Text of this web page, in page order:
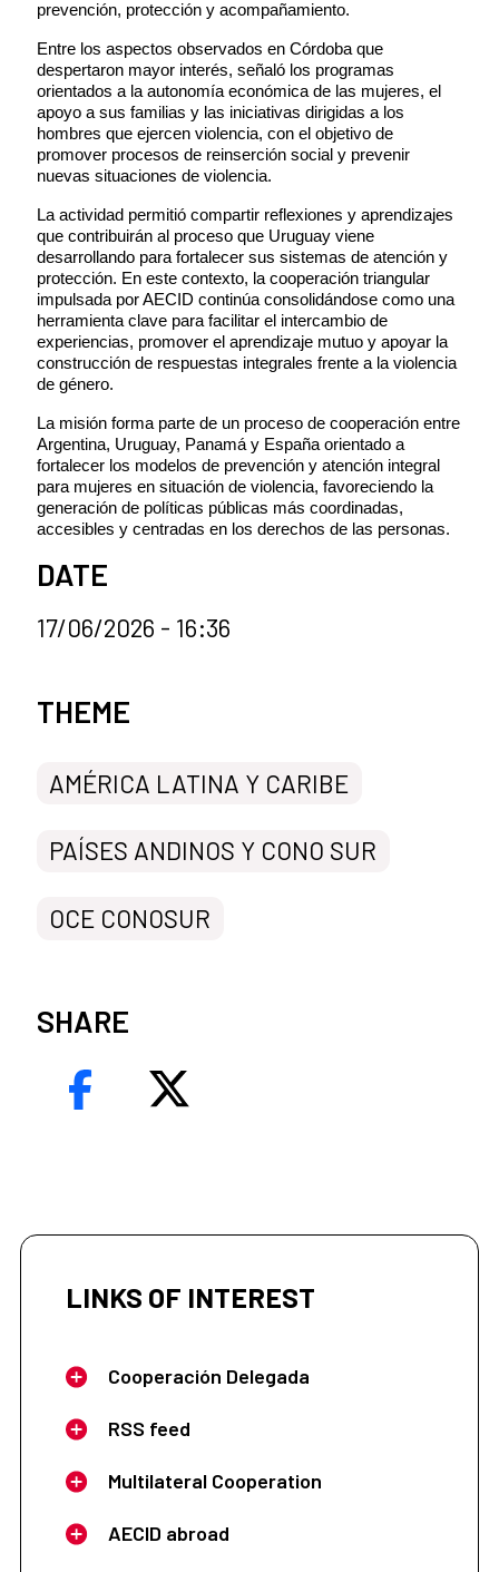
prevención, protección y acompañamiento.
Entre los aspectos observados en Córdoba que
despertaron mayor interés, señaló los programas
orientados a la autonomía económica de las mujeres, el
apoyo a sus familias y las iniciativas dirigidas a los
hombres que ejercen violencia, con el objetivo de
promover procesos de reinserción social y prevenir
nuevas situaciones de violencia.
La actividad permitió compartir reflexiones y aprendizajes
que contribuirán al proceso que Uruguay viene
desarrollando para fortalecer sus sistemas de atención y
protección. En este contexto, la cooperación triangular
impulsada por AECID continúa consolidándose como una
herramienta clave para facilitar el intercambio de
experiencias, promover el aprendizaje mutuo y apoyar la
construcción de respuestas integrales frente a la violencia
de género.
La misión forma parte de un proceso de cooperación entre
Argentina, Uruguay, Panamá y España orientado a
fortalecer los modelos de prevención y atención integral
para mujeres en situación de violencia, favoreciendo la
generación de políticas públicas más coordinadas,
accesibles y centradas en los derechos de las personas.
DATE
17/06/2026 - 16:36
News categories
THEME
AMÉRICA LATINA Y CARIBE
PAÍSES ANDINOS Y CONO SUR
OCE CONOSUR
SHARE
LINKS OF INTEREST
Cooperación Delegada
RSS feed
Multilateral Cooperation
AECID abroad